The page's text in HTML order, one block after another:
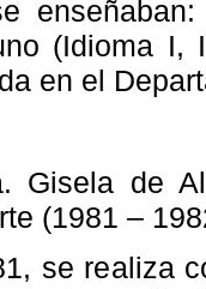
(Idioma I,
en el
Gisela de
(1981 –
se realiza